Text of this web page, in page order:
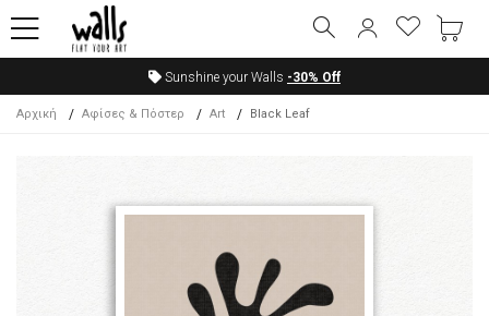
Sunshine your Walls -30% Off
Αρχική Αφίσες & Πόστερ Art Black Leaf